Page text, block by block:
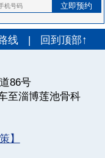
线 | 回到顶部↑
86号
至淄博莲池骨科
】